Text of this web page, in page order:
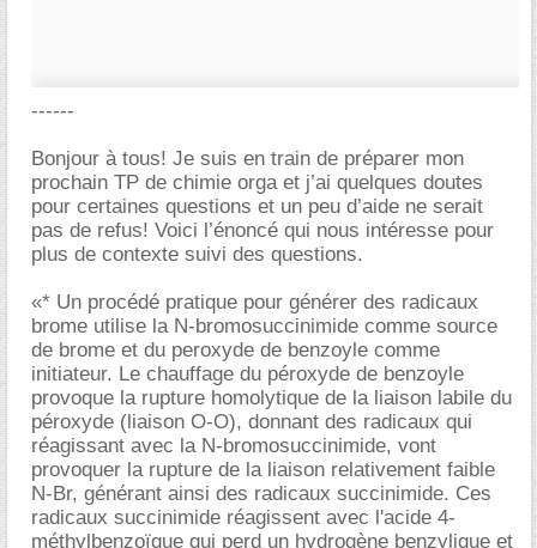
------
Bonjour à tous! Je suis en train de préparer mon
prochain TP de chimie orga et j’ai quelques doutes
pour certaines questions et un peu d’aide ne serait
pas de refus! Voici l’énoncé qui nous intéresse pour
plus de contexte suivi des questions.
«* Un procédé pratique pour générer des radicaux
brome utilise la N-bromosuccinimide comme source
de brome et du peroxyde de benzoyle comme
initiateur. Le chauffage du péroxyde de benzoyle
provoque la rupture homolytique de la liaison labile du
péroxyde (liaison O-O), donnant des radicaux qui
réagissant avec la N-bromosuccinimide, vont
provoquer la rupture de la liaison relativement faible
N-Br, générant ainsi des radicaux succinimide. Ces
radicaux succinimide réagissent avec l'acide 4-
méthylbenzoïque qui perd un hydrogène benzylique et